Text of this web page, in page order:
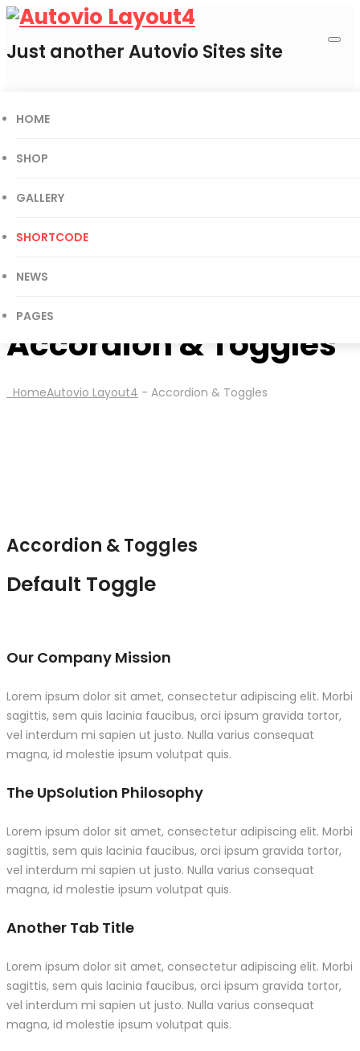
Just another Autovio Sites site
Cart
Gift Certificates
User Login
HOME
SHOP
GALLERY
SHORTCODE
NEWS
PAGES
Accordion & Toggles
HomeAutovio Layout4 - Accordion & Toggles
Accordion & Toggles
Default Toggle
Our Company Mission
Lorem ipsum dolor sit amet, consectetur adipiscing elit. Morbi
sagittis, sem quis lacinia faucibus, orci ipsum gravida tortor,
vel interdum mi sapien ut justo. Nulla varius consequat
magna, id molestie ipsum volutpat quis.
The UpSolution Philosophy
Lorem ipsum dolor sit amet, consectetur adipiscing elit. Morbi
sagittis, sem quis lacinia faucibus, orci ipsum gravida tortor,
vel interdum mi sapien ut justo. Nulla varius consequat
magna, id molestie ipsum volutpat quis.
Another Tab Title
Lorem ipsum dolor sit amet, consectetur adipiscing elit. Morbi
sagittis, sem quis lacinia faucibus, orci ipsum gravida tortor,
vel interdum mi sapien ut justo. Nulla varius consequat
magna, id molestie ipsum volutpat quis.